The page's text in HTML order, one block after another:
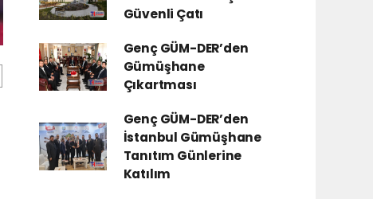
Güvenli Çatı
Genç GÜM-DER’den
Gümüşhane
Çıkartması
Genç GÜM-DER’den
İstanbul Gümüşhane
Tanıtım Günlerine
Katılım